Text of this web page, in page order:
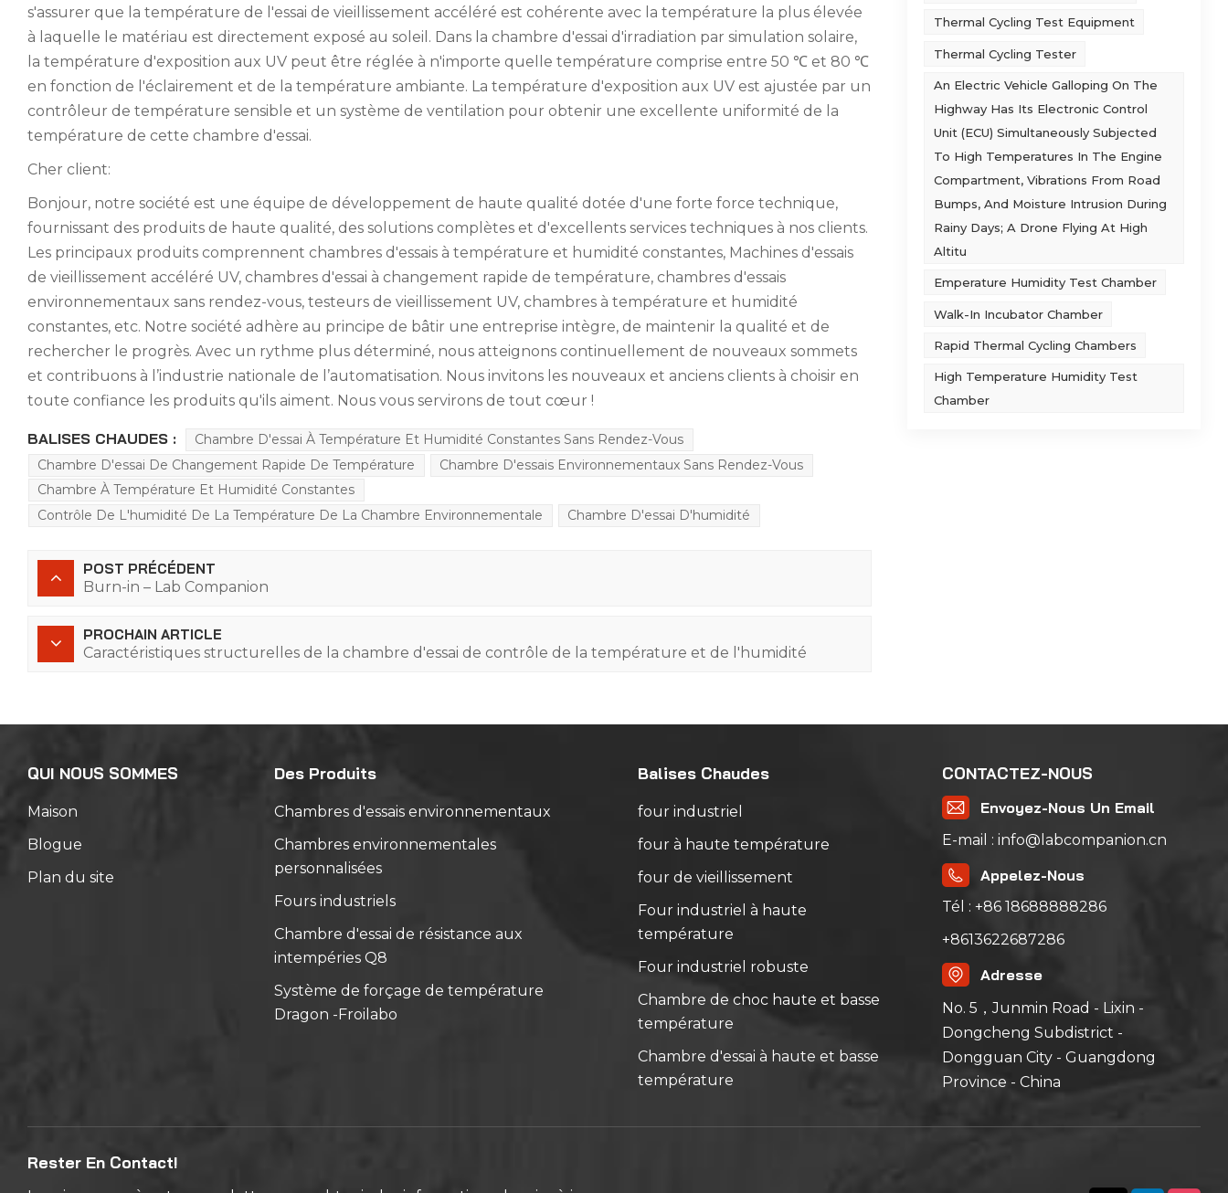
Thermal Cycling Test Equipment
Thermal Cycling Tester
An Electric Vehicle Galloping On The
Highway Has Its Electronic Control
Unit (ECU) Simultaneously Subjected
To High Temperatures In The Engine
Compartment, Vibrations From Road
Bumps, And Moisture Intrusion During
Rainy Days; A Drone Flying At High
Altitu
Emperature Humidity Test Chamber
Walk-In Incubator Chamber
Rapid Thermal Cycling Chambers
High Temperature Humidity Test
Chamber
s'assurer que la température de l'essai de vieillissement accéléré est cohérente avec la température la plus élevée
à laquelle le matériau est directement exposé au soleil. Dans la chambre d'essai d'irradiation par simulation solaire,
la température d'exposition aux UV peut être réglée à n'importe quelle température comprise entre 50 ℃ et 80 ℃
en fonction de l'éclairement et de la température ambiante. La température d'exposition aux UV est ajustée par un
contrôleur de température sensible et un système de ventilation pour obtenir une excellente uniformité de la
température de cette chambre d'essai.
Cher client:
Bonjour, notre société est une équipe de développement de haute qualité dotée d'une forte force technique,
fournissant des produits de haute qualité, des solutions complètes et d'excellents services techniques à nos clients.
Les principaux produits comprennent chambres d'essais à température et humidité constantes, Machines d'essais
de vieillissement accéléré UV, chambres d'essai à changement rapide de température, chambres d'essais
environnementaux sans rendez-vous, testeurs de vieillissement UV, chambres à température et humidité
constantes, etc. Notre société adhère au principe de bâtir une entreprise intègre, de maintenir la qualité et de
rechercher le progrès. Avec un rythme plus déterminé, nous atteignons continuellement de nouveaux sommets
et contribuons à l’industrie nationale de l’automatisation. Nous invitons les nouveaux et anciens clients à choisir en
toute confiance les produits qu'ils aiment. Nous vous servirons de tout cœur !
BALISES CHAUDES :
Chambre D'essai À Température Et Humidité Constantes Sans Rendez-Vous
Chambre D'essai De Changement Rapide De Température
Chambre D'essais Environnementaux Sans Rendez-Vous
Chambre À Température Et Humidité Constantes
Contrôle De L'humidité De La Température De La Chambre Environnementale
Chambre D'essai D'humidité
POST PRÉCÉDENT
Burn-in – Lab Companion
PROCHAIN ARTICLE
Caractéristiques structurelles de la chambre d'essai de contrôle de la température et de l'humidité
QUI NOUS SOMMES
Maison
Blogue
Plan du site
Des Produits
Chambres d'essais environnementaux
Chambres environnementales
personnalisées
Fours industriels
Chambre d'essai de résistance aux
intempéries Q8
Système de forçage de température
Dragon -Froilabo
Balises Chaudes
four industriel
four à haute température
four de vieillissement
Four industriel à haute
température
Four industriel robuste
Chambre de choc haute et basse
température
Chambre d'essai à haute et basse
température
CONTACTEZ-NOUS
Envoyez-Nous Un Email
E-mail : info@labcompanion.cn
Appelez-Nous
Tél : +86 18688888286
+8613622687286
Adresse
No. 5，Junmin Road - Lixin -
Dongcheng Subdistrict -
Dongguan City - Guangdong
Province - China
Rester En Contact!